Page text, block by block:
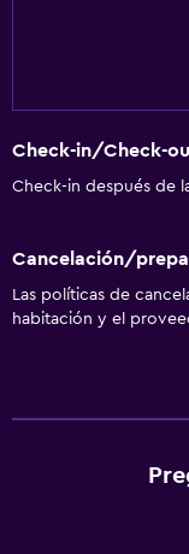
Check-in/Check-
Check-in después de
Cancelación/
Las políticas de
habitación y el